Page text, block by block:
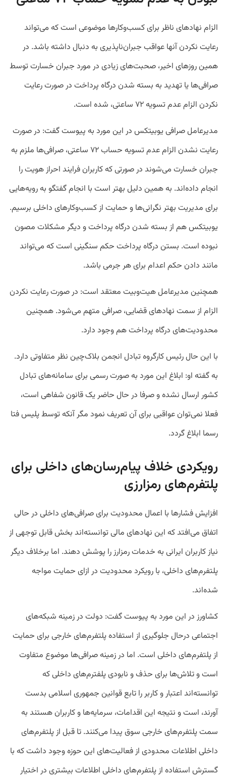
الزام نهادهای ناظر برای کسب‌وکارها موضوعی است که می‌تواند
رعایت نکردن آنها عواقب جبران‌ناپذیری به دنبال داشته باشد. در
همین روزهای اخیر، صحبت‌های زیادی در مورد جبران خسارت توسط
صرافی‌ها یا تهدید به بسته شدن درگاه پرداخت در صورت رعایت
نکردن الزام عدم تسویه ۷۲ ساعتی، شده است.
مدیرعامل صرافی یوبیتکس در این مورد به پیوست گفت: در صورت
رعایت نشدن الزام عدم تسویه حساب ۷۲ ساعتی، صرافی‌ها ملزم به
جبران خسارت می‌شوند در صورتی که کاربران فرایند احراز هویت را
انجام داده‌اند. به همین دلیل بهتر است با انجام گفتگو به رویه‌هایی
برای مدیریت بهتر نگرانی‌ها و حمایت از کسب‌وکارهای داخلی برسیم.
یوبیتکس هم از بسته شدن درگاه پرداخت و دیگر مشکلات مصون
نبوده است. بستن درگاه پرداخت حکم سنگینی است که می‌تواند
مانند دادن حکم اعدام برای هر جرمی باشد.
همچنین مدیرعامل هیت‌وبیت معتقد است: در صورت رعایت نکردن
الزام از سمت نهادهای قضایی، صرافی متهم می‌شود. همچنین
محدودیت‌های درگاه پرداخت هم وجود دارد.
با این حال رئیس کارگروه تبادل انجمن بلاک‌چین نظر متفاوتی دارد.
به گفته او: ابلاغ این مورد به صورت رسمی برای سامانه‌های تبادل
کشور ارسال نشده و صرفا در حال حاضر یک قانون شفاهی است،
فعلا نمی‌توان عواقبی برای آن تعریف نمود مگر آنکه توسط پلیس فتا
رسما ابلاغ گردد.
رویکردی خلاف پیام‌رسان‌های داخلی برای
پلتفرم‌های رمزارزی
افزایش فشارها با اعمال محدودیت برای صرافی‌های داخلی در حالی
اتفاق می‌افتد که این نهادهای مالی توانسته‌اند بخش قابل توجهی از
نیاز کاربران ایرانی به خدمات رمزارز را پوشش دهند. اما برخلاف دیگر
پلتفرم‌های داخلی، با رویکرد محدودیت در ازای حمایت مواجه
شده‌اند.
کشاورز در این مورد به پیوست گفت: دولت در زمینه شبکه‌های
اجتماعی درحال جلوگیری از استفاده پلتفرم‌های خارجی برای حمایت
از پلتفرم‌های داخلی است. اما در زمینه صرافی‌ها موضوع متفاوت
است و تلاش‌ها برای حذف و نابودی پلفترم‌های داخلی که
توانسته‌اند اعتبار و کاربر را تابع قوانین جمهوری اسلامی بدست
آورند، است و نتیجه این اقدامات، سرمایه‌ها و کاربران هستند به
سمت پلتفرم‌های خارجی سوق پیدا می‌کنند. تا قبل از پلتفرم‌های
داخلی اطلاعات محدودی از فعالیت‌های این حوزه وجود داشت که با
گسترش استفاده از پلتفرم‌های داخلی اطلاعات بیشتری در اختیار